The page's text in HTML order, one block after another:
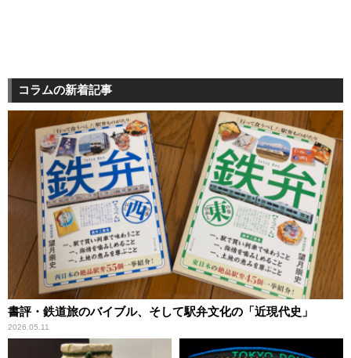
コラムの新着記事
書評・鉄道旅のバイブル、そして駅弁文化の「近現代史」
2026.05.11